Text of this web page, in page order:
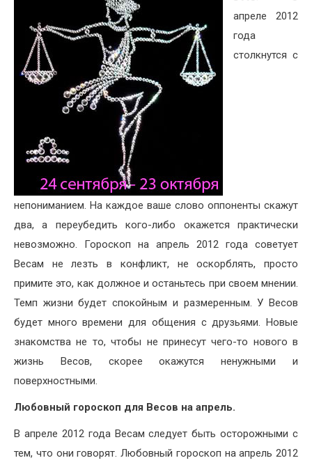
апреле 2012
года
столкнутся с
непониманием. На каждое ваше слово оппоненты скажут
два, а переубедить кого-либо окажется практически
невозможно. Гороскоп на апрель 2012 года советует
Весам не лезть в конфликт, не оскорблять, просто
примите это, как должное и останьтесь при своем мнении.
Темп жизни будет спокойным и размеренным. У Весов
будет много времени для общения с друзьями. Новые
знакомства не то, чтобы не принесут чего-то нового в
жизнь Весов, скорее окажутся ненужными и
поверхностными.
Любовный гороскоп для Весов на апрель.
В апреле 2012 года Весам следует быть осторожными с
тем, что они говорят. Любовный гороскоп на апрель 2012